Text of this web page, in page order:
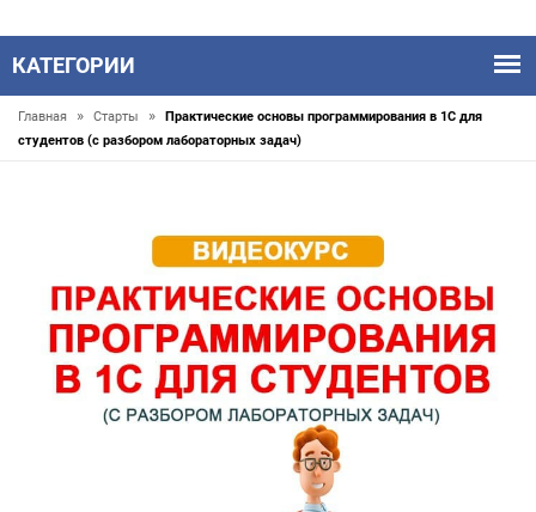
КАТЕГОРИИ
Главная » Старты »
Практические основы программирования в 1С для
студентов (с разбором лабораторных задач)